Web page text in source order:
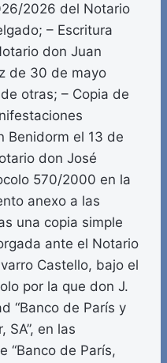
2026 del Notario
– Escritura
don Juan
de 30 de mayo
otras; – Copia de
Benidorm el 13 de
don José
570/2000 en la
anexo a las
una copia simple
ante el Notario
Castello, bajo el
por la que don J.
“Banco de París y
SA”, en las
“Banco de París,